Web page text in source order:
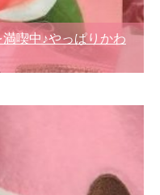
喫中♪やっぱりかわ